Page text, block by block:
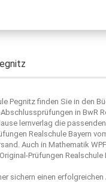
Pegnitz finden Sie in den
in BwR
lernverlag die
Realschule Bayern
Auch in Mathematik
Original-Prüfungen Realschule
sichern einen